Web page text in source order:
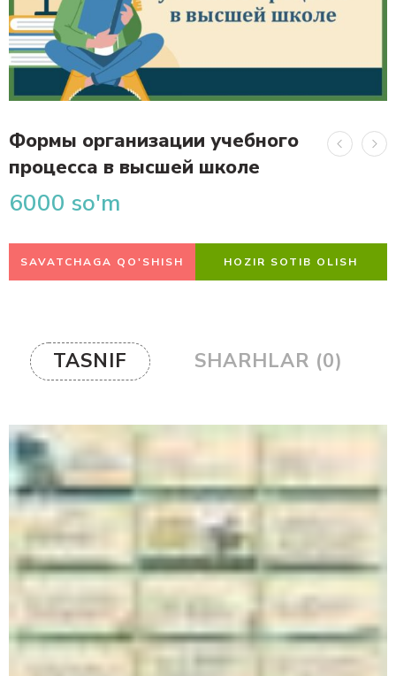
Формы организации учебного
процесса в высшей школе
6000 so'm
SAVATCHAGA QO'SHISH HOZIR SOTIB OLISH
TASNIF SHARHLAR (0)